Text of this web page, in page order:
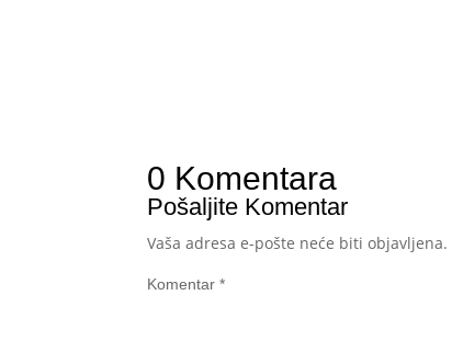
0 Komentara
Pošaljite Komentar
Vaša adresa e-pošte neće biti objavljena.
Komentar*